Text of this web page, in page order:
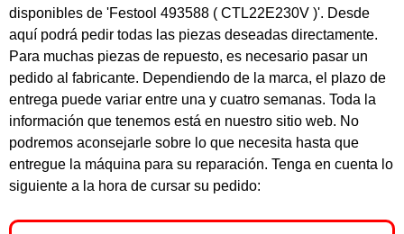
disponibles de 'Festool 493588 ( CTL22E230V )'. Desde
aquí podrá pedir todas las piezas deseadas directamente.
Para muchas piezas de repuesto, es necesario pasar un
pedido al fabricante. Dependiendo de la marca, el plazo de
entrega puede variar entre una y cuatro semanas. Toda la
información que tenemos está en nuestro sitio web. No
podremos aconsejarle sobre lo que necesita hasta que
entregue la máquina para su reparación. Tenga en cuenta lo
siguiente a la hora de cursar su pedido: